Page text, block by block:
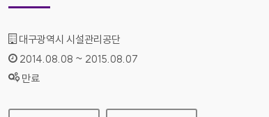
기관명 :
대구광역시 시설관리공단
인증기간 :
2014.08.08 ~ 2015.08.07
상태 :
만료